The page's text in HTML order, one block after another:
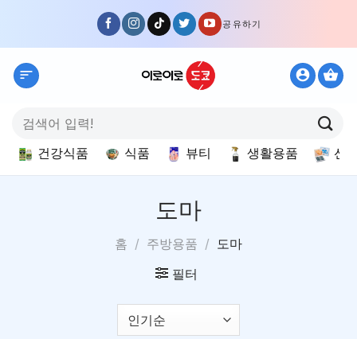
content
공유하기
색:
건강식품 식품 뷰티 생활용품 선
도마
홈 / 주방용품 / 도마
필터